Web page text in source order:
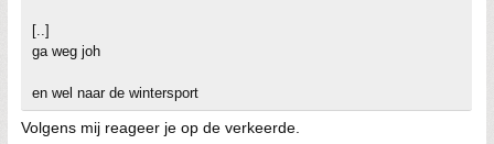
[..]
ga weg joh
en wel naar de wintersport
Volgens mij reageer je op de verkeerde.